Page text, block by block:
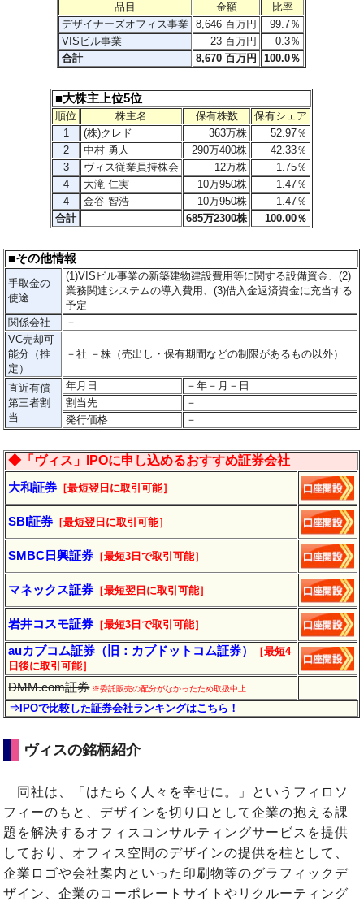
品目 金額
比率
デザイナーズオフィス事業
8,646 百万円
99.7％
VISビル事業
23 百万円
0.3％
合計
8,670 百万円 100.0％
■大株主上位5位
順位 株主名 保有株数
保有シェア
1
(株)クレド 363万株
52.97％
2
中村 勇人 290万400株
42.33％
3
ヴィス従業員持株会 12万株
1.75％
4
大滝 仁実 10万950株
1.47％
4
金谷 智浩 10万950株
1.47％
合計
685万2300株 100.00％
■その他情報
手取金の
使途
(1)VISビル事業の新築建物建設費用等に関する設備資金、(2)
業務関連システムの導入費用、(3)借入金返済資金に充当する
予定
関係会社
－
VC売却可
能分（推
定）
－社 －株（売出し・保有期間などの制限があるもの以外）
直近有償
第三者割
当
年月日
－年－月－日
割当先
－
発行価格
－
◆「ヴィス」IPOに申し込めるおすすめ証券会社
大和証券 ［最短翌日に取引可能］
SBI証券 ［最短翌日に取引可能］
SMBC日興証券 ［最短3日で取引可能］
マネックス証券 ［最短翌日に取引可能］
岩井コスモ証券 ［最短3日で取引可能］
auカブコム証券（旧：カブドットコム証券）
［最短4
日後に取引可能］
DMM.com証券※委託販売の配分がなかったため取扱中止
⇒IPOで比較した証券会社ランキングはこちら！
ヴィスの銘柄紹介
同社は、「はたらく人々を幸せに。」というフィロソ
フィーのもと、デザインを切り口として企業の抱える課
題を解決するオフィスコンサルティングサービスを提供
しており、オフィス空間のデザインの提供を柱として、
企業ロゴや会社案内といった印刷物等のグラフィックデ
ザイン、企業のコーポレートサイトやリクルーティング